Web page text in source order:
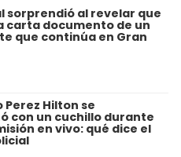
sorprendió al revelar que
carta documento de un
que continúa en Gran
Perez Hilton se
con un cuchillo durante
en vivo: qué dice el